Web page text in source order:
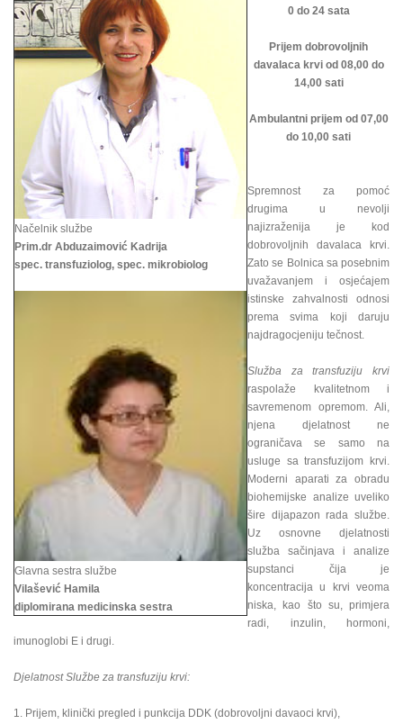
Načelnik službe
Prim.dr Abduzaimović Kadrija
spec. transfuziolog, spec. mikrobiolog
Glavna sestra službe
Vilašević Hamila
diplomirana medicinska sestra
0 do 24 sata
Prijem dobrovoljnih
davalaca krvi od 08,00 do
14,00 sati
Ambulantni prijem od 07,00
do 10,00 sati
Spremnost za pomoć
drugima u nevolji
najizraženija je kod
dobrovoljnih davalaca krvi.
Zato se Bolnica sa posebnim
uvažavanjem i osjećajem
istinske zahvalnosti odnosi
prema svima koji daruju
najdragocjeniju tečnost.
Služba za transfuziju krvi
raspolaže kvalitetnom i
savremenom opremom. Ali,
njena djelatnost ne
ograničava se samo na
usluge sa transfuzijom krvi.
Moderni aparati za obradu
biohemijske analize uveliko
šire dijapazon rada službe.
Uz osnovne djelatnosti
služba sačinjava i analize
supstanci čija je
koncentracija u krvi veoma
niska, kao što su, primjera
radi, inzulin, hormoni,
imunoglobi E i drugi.
Djelatnost Službe za transfuziju krvi:
1. Prijem, klinički pregled i punkcija DDK (dobrovoljni davaoci krvi),